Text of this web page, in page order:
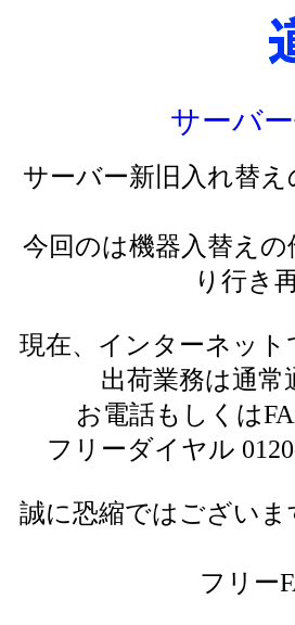
サーバ
サーバー新旧入れ替
今回のは機器入替え
り行き
現在、インターネッ
出荷業務は通
お電話もしくは
フリーダイヤル
誠に恐縮ではござい
フリー